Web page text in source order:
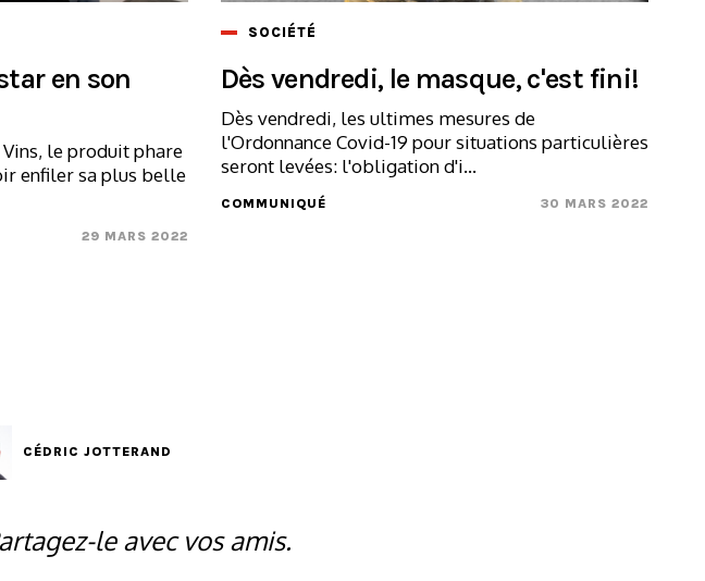
en son
le produit phare
enfiler sa plus belle
29 MARS 2022
SOCIÉTÉ
Dès vendredi, le masque, c'est fini!
Dès vendredi, les ultimes mesures de
l'Ordonnance Covid-19 pour situations particulières
seront levées: l'obligation d'i...
COMMUNIQUÉ 30 MARS 2022
CÉDRIC JOTTERAND
le avec vos amis.